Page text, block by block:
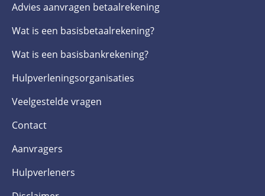
Advies aanvragen betaalrekening
Wat is een basis­betaalrekening?
Wat is een basis­bankrekening?
Hulpverlenings­organisaties
Veelgestelde­ vragen
Contact
Aanvragers
Hulpverleners